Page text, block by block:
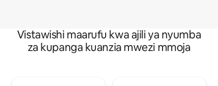
Vistawishi maarufu kwa ajili ya nyumba
za kupanga kuanzia mwezi mmoja